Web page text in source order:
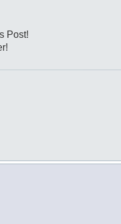
Post!